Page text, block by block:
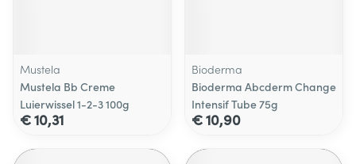
Mustela
Mustela Bb Creme
Luierwissel 1-2-3 100g
€ 10,31
Bioderma
Bioderma Abcderm Change
Intensif Tube 75g
€ 10,90